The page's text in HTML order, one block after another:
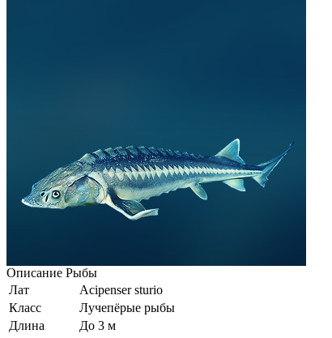
Описание Рыбы
Лат
Acipenser sturio
Класс
Лучепёрые рыбы
Длина
До 3 м